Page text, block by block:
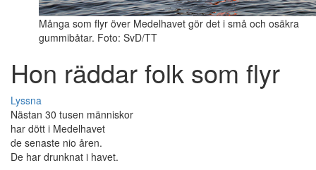
Många som flyr över Medelhavet gör det i små och osäkra
gummibåtar. Foto: SvD/TT
Hon räddar folk som flyr
Lyssna
Nästan 30 tusen människor
har dött i Medelhavet
de senaste nio åren.
De har drunknat i havet.